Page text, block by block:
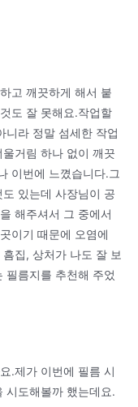
고 깨끗하게 해서 붙
도 잘 못해요.작업할
니라 정말 섬세한 작업
거림 하나 없이 깨끗
이번에 느꼈습니다.그
있는데 사장님이 공
해주셔서 그 중에서
이기 때문에 오염에
집, 상처가 나도 잘 보
필름지를 추천해 주었
.제가 이번에 필름 시
시도해볼까 했는데요.